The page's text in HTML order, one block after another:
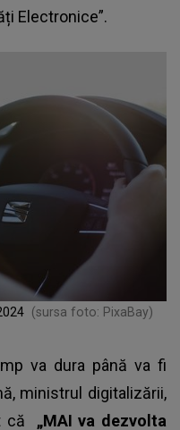
Electronice”.
(sursa foto: PixaBay)
va dura până va fi
ministrul digitalizării,
că „MAI va dezvolta